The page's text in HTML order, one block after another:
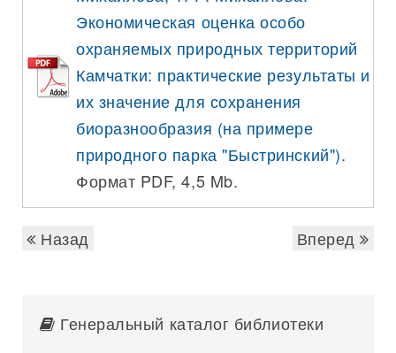
Экономическая оценка особо
охраняемых природных территорий
Камчатки: практические результаты и
их значение для сохранения
биоразнообразия (на примере
природного парка "Быстринский").
Формат PDF, 4,5 Mb.
Назад Вперед
Генеральный каталог библиотеки